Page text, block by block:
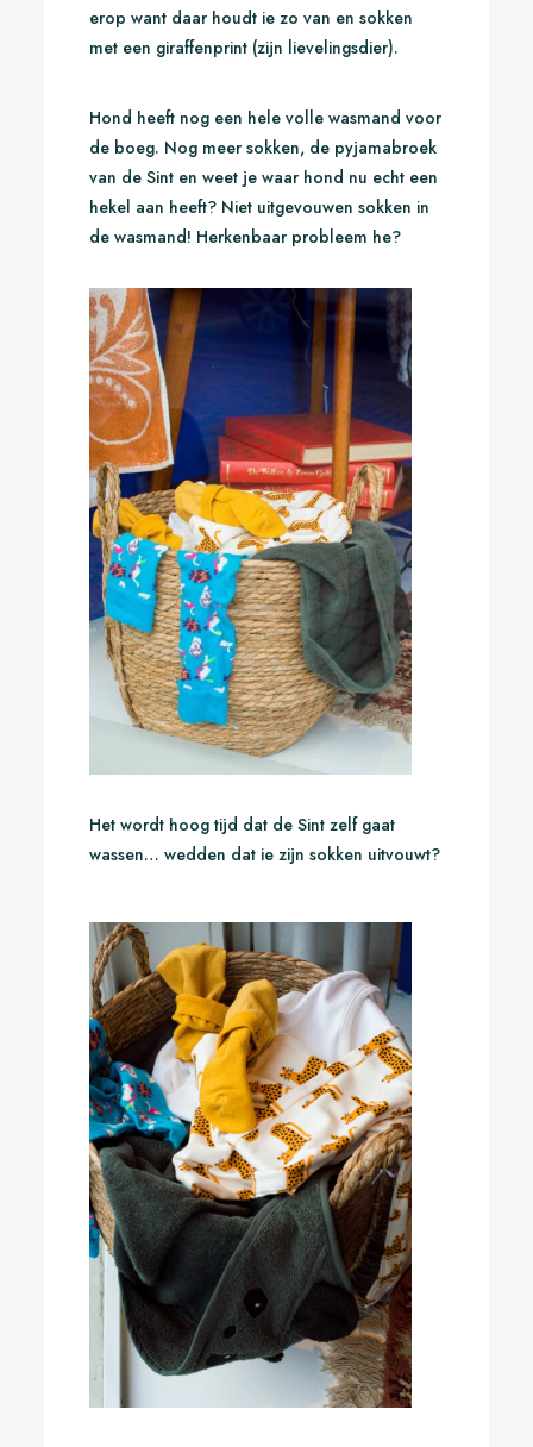
erop want daar houdt ie zo van en sokken
met een giraffenprint (zijn lievelingsdier).
Hond heeft nog een hele volle wasmand voor
de boeg. Nog meer sokken, de pyjamabroek
van de Sint en weet je waar hond nu echt een
hekel aan heeft? Niet uitgevouwen sokken in
de wasmand! Herkenbaar probleem he?
Het wordt hoog tijd dat de Sint zelf gaat
wassen… wedden dat ie zijn sokken uitvouwt?